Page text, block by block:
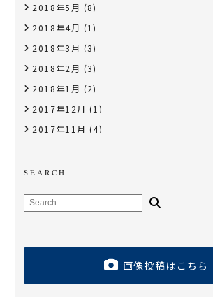
2018年5月 (8)
2018年4月 (1)
2018年3月 (3)
2018年2月 (3)
2018年1月 (2)
2017年12月 (1)
2017年11月 (4)
SEARCH
画像投稿はこちら